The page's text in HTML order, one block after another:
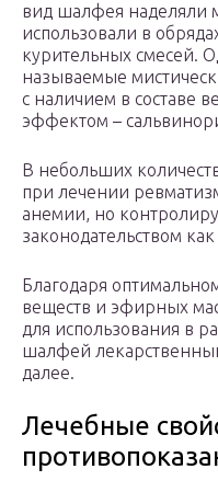
вид шалфея наделяли
использовали в
курительных смесей.
называемые
с наличием в составе
эффектом –
В небольших
при лечении
анемии, но
законодательством
Благодаря
веществ и эфирных
для использования в
шалфей
далее.
Лечебные